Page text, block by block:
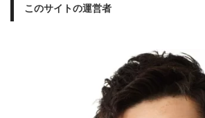
このサイトの運営者